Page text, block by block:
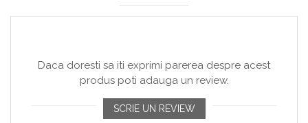
Daca doresti sa iti exprimi parerea despre acest
produs poti adauga un review.
SCRIE UN REVIEW